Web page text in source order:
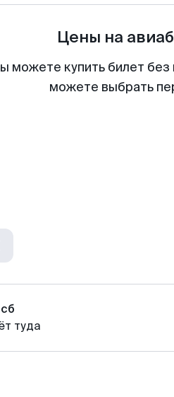
Цены на
можете купить билет
можете выбрать
туда